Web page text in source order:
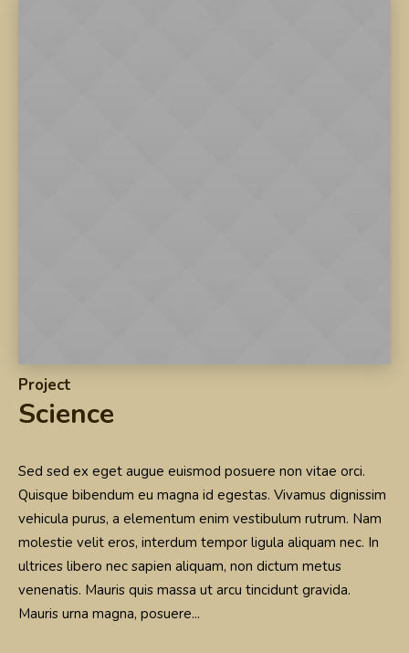
Project
Science
Sed sed ex eget augue euismod posuere non vitae orci.
Quisque bibendum eu magna id egestas. Vivamus dignissim
vehicula purus, a elementum enim vestibulum rutrum. Nam
molestie velit eros, interdum tempor ligula aliquam nec. In
ultrices libero nec sapien aliquam, non dictum metus
venenatis. Mauris quis massa ut arcu tincidunt gravida.
Mauris urna magna, posuere...